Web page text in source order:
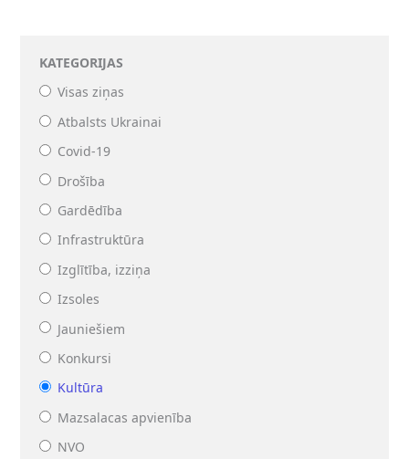
KATEGORIJAS
Visas ziņas
Atbalsts Ukrainai
Covid-19
Drošība
Gardēdība
Infrastruktūra
Izglītība, izziņa
Izsoles
Jauniešiem
Konkursi
Kultūra
Mazsalacas apvienība
NVO